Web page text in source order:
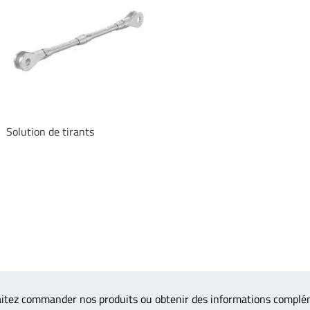
Solution de tirants
commander nos produits ou obtenir des informations